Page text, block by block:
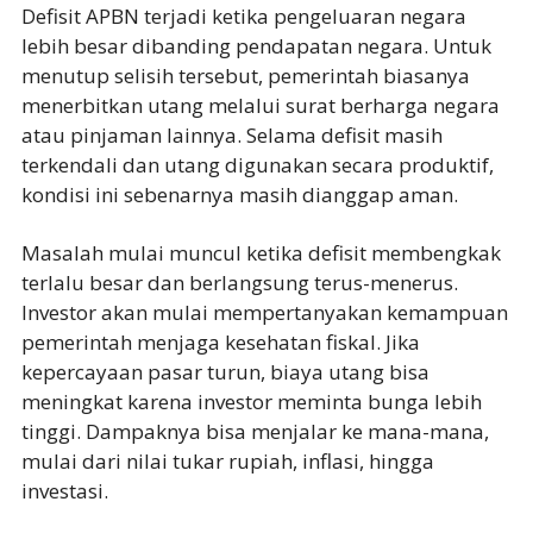
Defisit APBN terjadi ketika pengeluaran negara
lebih besar dibanding pendapatan negara. Untuk
menutup selisih tersebut, pemerintah biasanya
menerbitkan utang melalui surat berharga negara
atau pinjaman lainnya. Selama defisit masih
terkendali dan utang digunakan secara produktif,
kondisi ini sebenarnya masih dianggap aman.
Masalah mulai muncul ketika defisit membengkak
terlalu besar dan berlangsung terus-menerus.
Investor akan mulai mempertanyakan kemampuan
pemerintah menjaga kesehatan fiskal. Jika
kepercayaan pasar turun, biaya utang bisa
meningkat karena investor meminta bunga lebih
tinggi. Dampaknya bisa menjalar ke mana-mana,
mulai dari nilai tukar rupiah, inflasi, hingga
investasi.